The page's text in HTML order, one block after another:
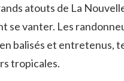
atouts de La
se vanter. Les
balisés et entretenus,
tropicales.